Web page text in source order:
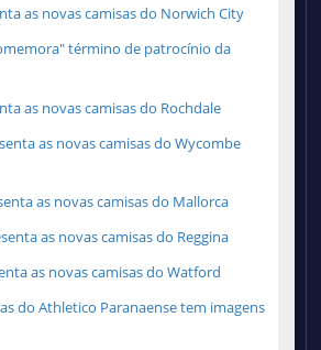
as novas camisas do Norwich City
término de patrocínio da
as novas camisas do Rochdale
as novas camisas do Wycombe
as novas camisas do Mallorca
as novas camisas do Reggina
as novas camisas do Watford
do Athletico Paranaense tem imagens